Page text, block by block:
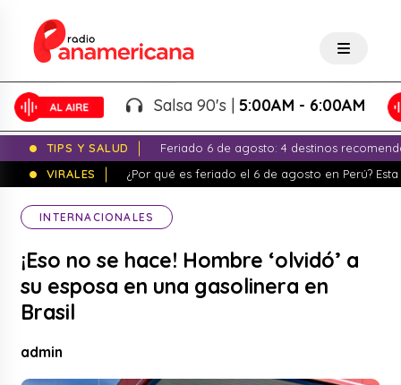
Salsa 90's |5:00AM - 6:00AM
TIPS Y SALUD
Feriado 6 de agosto: 4 destinos
VIRALES
¿Por qué es feriado el 6 de agosto en Perú?
INTERNACIONALES
¡Eso no se hace! Hombre ‘olvidó’ a
su esposa en una gasolinera en
Brasil
admin